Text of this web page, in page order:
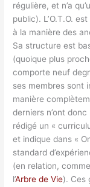
régulière, et n’a
public). L’O.T.O.
à la manière des
Sa structure est
(quoique plus
comporte neuf
ses membres sont
manière
derniers n’ont
rédigé un «
et indique dans «
standard
(en relation,
l’Arbre de Vie). Ces